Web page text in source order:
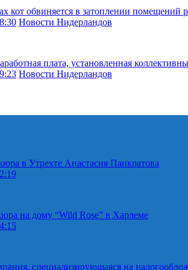
кот обвиняется в затоплении помещений
Новости Нидерландов
плата, установленная
Новости Нидерландов
в Утрехте Анастасия Панкратова
на дому “Wild Rose” в Харлеме
специализирующаяся на